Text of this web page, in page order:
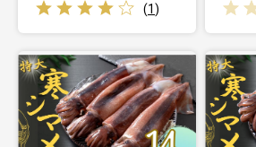
(1)